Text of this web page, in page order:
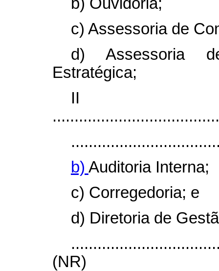
c) Assessoria de
d) Assessoria
Estratégica;
b) Auditoria Interna;
c) Corregedoria; e
d) Diretoria de
(NR)